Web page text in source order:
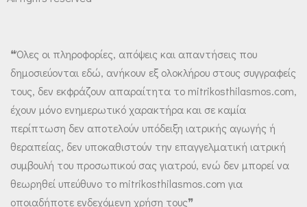
❝Όλες οι πληροφορίες, απόψεις και απαντήσεις που
δημοσιεύονται εδώ, ανήκουν εξ ολοκλήρου στους συγγραφείς
τους, δεν εκφράζουν απαραίτητα το mitrikosthilasmos.com,
έχουν μόνο ενημερωτικό χαρακτήρα και σε καμία
περίπτωση δεν αποτελούν υπόδειξη ιατρικής αγωγής ή
θεραπείας, δεν υποκαθιστούν την επαγγελματική ιατρική
συμβουλή του προσωπικού σας γιατρού, ενώ δεν μπορεί να
θεωρηθεί υπεύθυνο το mitrikosthilasmos.com για
οποιαδήποτε ενδεχόμενη χρήση τους❞